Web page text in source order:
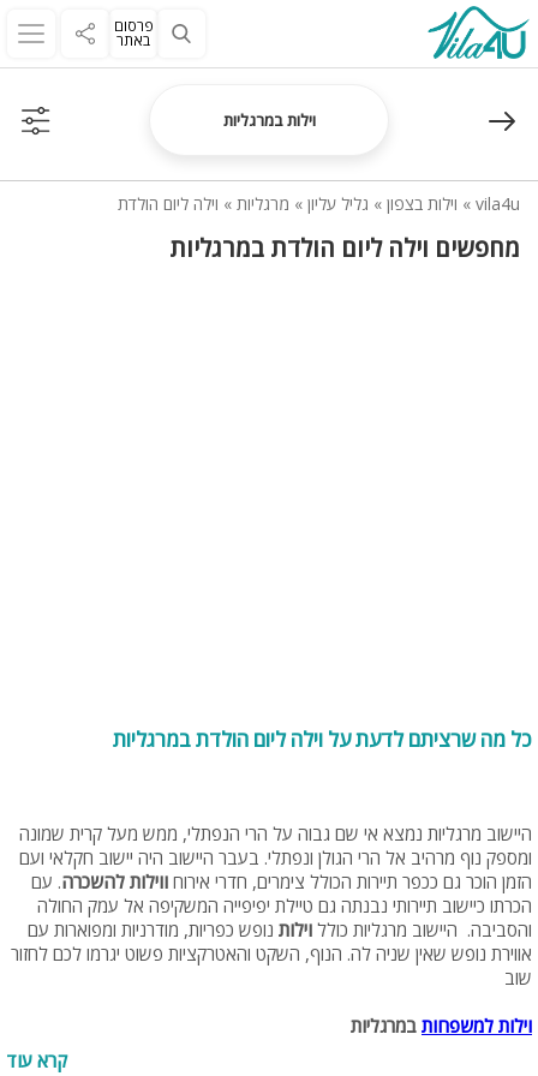
פרסום
באתר
וילות במרגליות
vila4u
» וילות בצפון » גליל עליון » מרגליות » וילה ליום הולדת
מחפשים וילה ליום הולדת במרגליות
כל מה שרציתם לדעת על וילה ליום הולדת במרגליות
היישוב מרגליות נמצא אי שם גבוה על הרי הנפתלי, ממש מעל קרית שמונה
ומספק נוף מרהיב אל הרי הגולן ונפתלי. בעבר היישוב היה יישוב חקלאי ועם
הזמן הוכר גם ככפר תיירות הכולל צימרים, חדרי אירוח ווילות להשכרה. עם
הכרתו כיישוב תיירותי נבנתה גם טיילת יפיפייה המשקיפה אל עמק החולה
והסביבה. היישוב מרגליות כולל וילות נופש כפריות, מודרניות ומפוארות עם
אווירת נופש שאין שניה לה. הנוף, השקט והאטרקציות פשוט יגרמו לכם לחזור
שוב
וילות למשפחות במרגליות
קרא עוד